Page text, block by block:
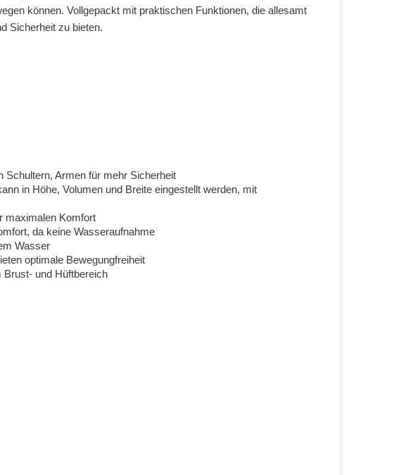
können. Vollgepackt mit praktischen Funktionen, die allesamt
Sicherheit zu bieten.
Schultern, Armen für mehr Sicherheit
in Höhe, Volumen und Breite eingestellt werden, mit
maximalen Komfort
da keine Wasseraufnahme
Wasser
optimale Bewegungfreiheit
und Hüftbereich